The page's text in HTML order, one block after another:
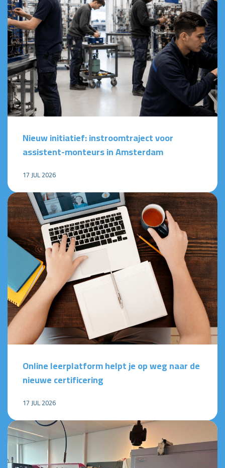
Nieuw initiatief: instroomtraject voor
assistent-monteurs in Amsterdam
17 JUL 2026
Online leerplatform helpt je op weg naar de
nieuwe certificering
17 JUL 2026